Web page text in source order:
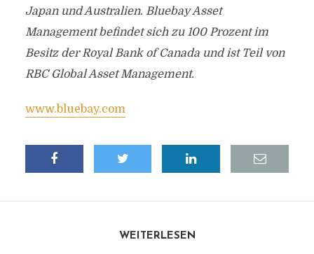
Japan und Australien. Bluebay Asset
Management befindet sich zu 100 Prozent im
Besitz der Royal Bank of Canada und ist Teil von
RBC Global Asset Management.
www.bluebay.com
WEITERLESEN